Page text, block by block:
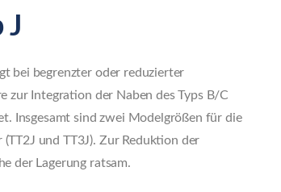
J
bei begrenzter oder reduzierter
zur Integration der Naben des Typs B/C
Insgesamt sind zwei Modelgrößen für die
und TT3J). Zur Reduktion der
der Lagerung ratsam.